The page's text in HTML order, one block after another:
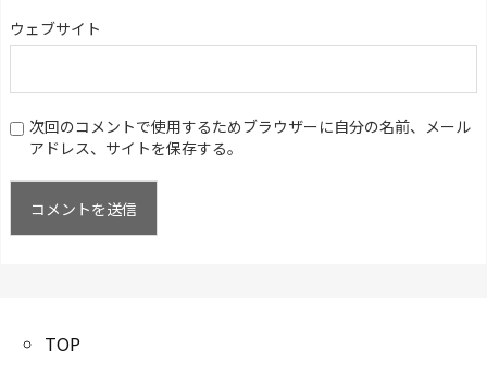
ウェブサイト
次回のコメントで使用するためブラウザーに自分の名前、メール
アドレス、サイトを保存する。
TOP